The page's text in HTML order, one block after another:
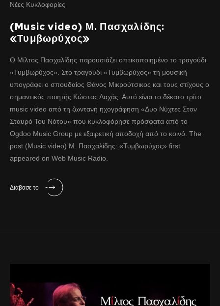
Νέες Κυκλοφορίες
(Music video) Μ. Πασχαλίδης:
«Τυμβωρύχος»
Ο Μίλτος Πασχαλίδης παρουσιάζει οπτικοποιημένο το τραγούδι
«Τυμβωρύχος». Στο τραγούδι «Τυμβωρύχος» τη μουσική
υπογράφει ο σπουδαίος Θάνος Μικρούτσικος και τους στίχους ο
σημαντικός ποιητής Κώστας Λαχάς. Αυτό είναι το δέκατο τρίτο
music video από τη ζωντανή ηχογράφηση «Δυο Νύχτες Στον
Σταυρό Του Νότου» που κυκλοφόρησε πρόσφατα από το
Ogdoo Music Group με εξαιρετική αποδοχή από το κοινό. The
post (Music video) Μ. Πασχαλίδης: «Τυμβωρύχος» first
appeared on Web Music Radio.
Διάβασε το